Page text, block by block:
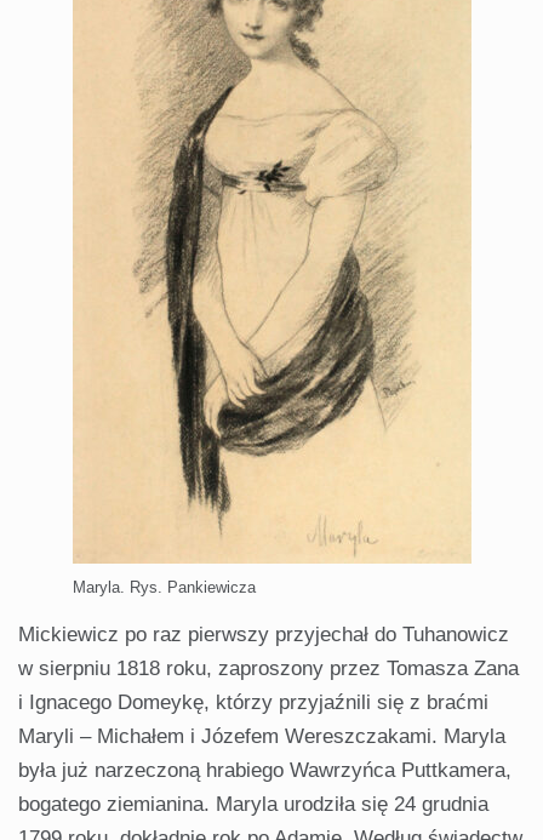
Maryla. Rys. Pankiewicza
Mickiewicz po raz pierwszy przyjechał do Tuhanowicz
w sierpniu 1818 roku, zaproszony przez Tomasza Zana
i Ignacego Domeykę, którzy przyjaźnili się z braćmi
Maryli – Michałem i Józefem Wereszczakami. Maryla
była już narzeczoną hrabiego Wawrzyńca Puttkamera,
bogatego ziemianina. Maryla urodziła się 24 grudnia